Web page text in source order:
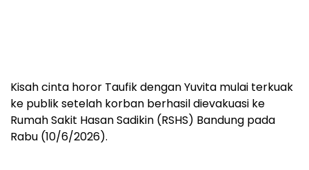
Kisah cinta horor Taufik dengan Yuvita mulai terkuak
ke publik setelah korban berhasil dievakuasi ke
Rumah Sakit Hasan Sadikin (RSHS) Bandung pada
Rabu (10/6/2026).